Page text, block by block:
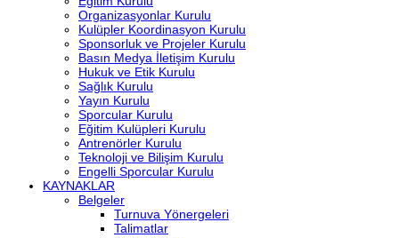
Organizasyonlar Kurulu
Kulüpler Koordinasyon Kurulu
Sponsorluk ve Projeler Kurulu
Basın Medya İletişim Kurulu
Hukuk ve Etik Kurulu
Sağlık Kurulu
Yayın Kurulu
Sporcular Kurulu
Eğitim Kulüpleri Kurulu
Antrenörler Kurulu
Teknoloji ve Bilişim Kurulu
Engelli Sporcular Kurulu
KAYNAKLAR
Belgeler
Turnuva Yönergeleri
Talimatlar